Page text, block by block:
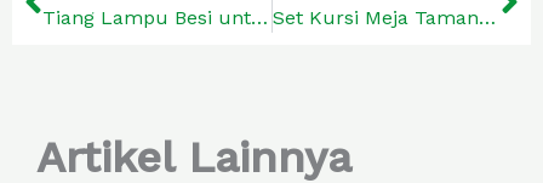
Tiang Lampu Besi untuk Taman dan Jalan Berkualitas Set Kursi Meja Taman Minimalis Ornamen Ukel
Artikel Lainnya